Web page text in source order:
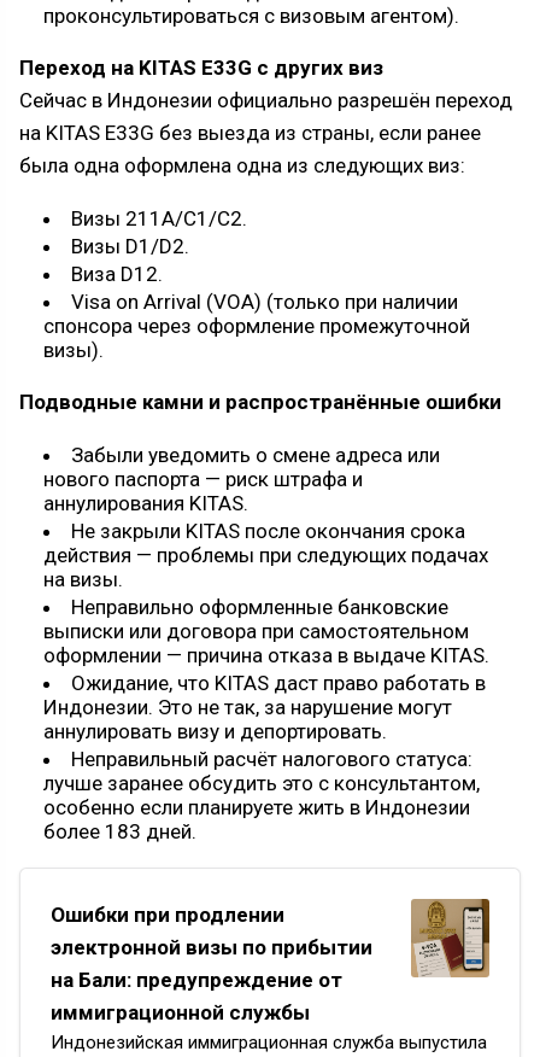
проконсультироваться с визовым агентом).
Переход на KITAS E33G с других виз
Сейчас в Индонезии официально разрешён переход
на KITAS E33G без выезда из страны, если ранее
была одна оформлена одна из следующих виз:
Визы 211А/C1/С2.
Визы D1/D2.
Виза D12.
Visa on Arrival (VOA) (только при наличии
спонсора через оформление промежуточной
визы).
Подводные камни и распространённые ошибки
Забыли уведомить о смене адреса или
нового паспорта — риск штрафа и
аннулирования KITAS.
Не закрыли KITAS после окончания срока
действия — проблемы при следующих подачах
на визы.
Неправильно оформленные банковские
выписки или договора при самостоятельном
оформлении — причина отказа в выдаче KITAS.
Ожидание, что KITAS даст право работать в
Индонезии. Это не так, за нарушение могут
аннулировать визу и депортировать.
Неправильный расчёт налогового статуса:
лучше заранее обсудить это с консультантом,
особенно если планируете жить в Индонезии
более 183 дней.
Ошибки при продлении
электронной визы по прибытии
на Бали: предупреждение от
иммиграционной службы
Индонезийская иммиграционная служба выпустила